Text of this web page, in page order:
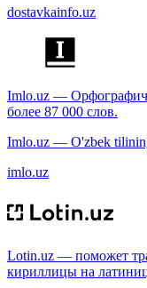
dostavkainfo.uz
Imlo.uz —
более 87 000 слов.
Imlo.uz — O'zbek
imlo.uz
Lotin.uz — поможет
кириллицы на